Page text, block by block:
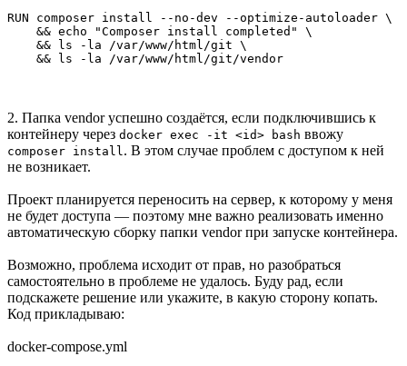
RUN composer install --no-dev --optimize-autoloader \
    && echo "Composer install completed" \
    && ls -la /var/www/html/git \
    && ls -la /var/www/html/git/vendor
2. Папка vendor успешно создаётся, если подключившись к
контейнеру через docker exec -it <id> bash ввожу
composer install. В этом случае проблем с доступом к ней
не возникает.
Проект планируется переносить на сервер, к которому у меня
не будет доступа — поэтому мне важно реализовать именно
автоматическую сборку папки vendor при запуске контейнера.
Возможно, проблема исходит от прав, но разобраться
самостоятельно в проблеме не удалось. Буду рад, если
подскажете решение или укажите, в какую сторону копать.
Код прикладываю:
docker-compose.yml